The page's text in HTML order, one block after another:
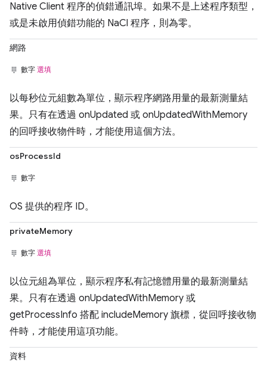
Native Client 程序的偵錯通訊埠。如果不是上述程序類型，
或是未啟用偵錯功能的 NaCl 程序，則為零。
網路
數字 選填
以每秒位元組數為單位，顯示程序網路用量的最新測量結
果。只有在透過 onUpdated 或 onUpdatedWithMemory
的回呼接收物件時，才能使用這個方法。
osProcessId
數字
OS 提供的程序 ID。
privateMemory
數字 選填
以位元組為單位，顯示程序私有記憶體用量的最新測量結
果。只有在透過 onUpdatedWithMemory 或
getProcessInfo 搭配 includeMemory 旗標，從回呼接收物
件時，才能使用這項功能。
資料